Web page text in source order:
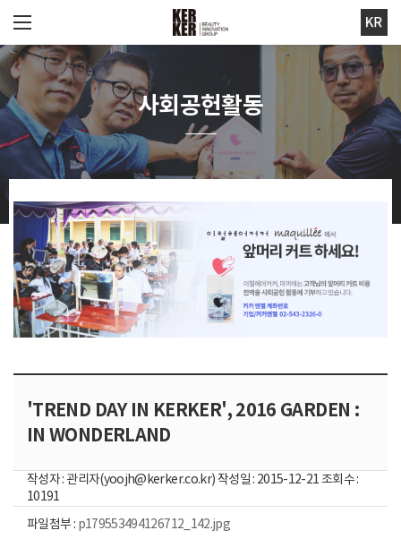
사회공헌활동
'TREND DAY IN KERKER', 2016 GARDEN :
IN WONDERLAND
작성자 : 관리자(yoojh@kerker.co.kr) 작성일 : 2015-12-21 조회수 :
10191
파일첨부 : p179553494126712_142.jpg